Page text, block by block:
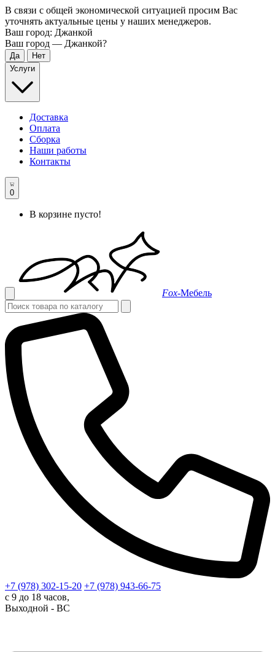
В связи с общей экономической ситуацией просим Вас
уточнять актуальные цены у наших менеджеров.
Ваш город: Джанкой
Ваш город — Джанкой?
Услуги
Доставка
Оплата
Сборка
Наши работы
Контакты
0
В корзине пусто!
Fox-Мебель
+7 (978) 302-15-20 +7 (978) 943-66-75
с 9 до 18 часов,
Выходной - ВС